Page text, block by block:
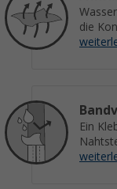
die
Ein